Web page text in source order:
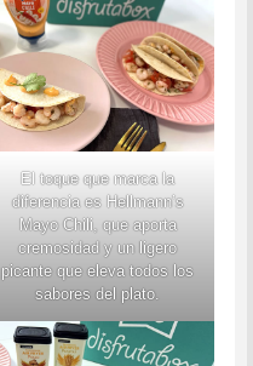
El toque quemarca la
diferencia es Hellmann’s
Mayo Chili, que aporta
cremosidad y un ligero
picante que eleva todos los
sabores del plato.